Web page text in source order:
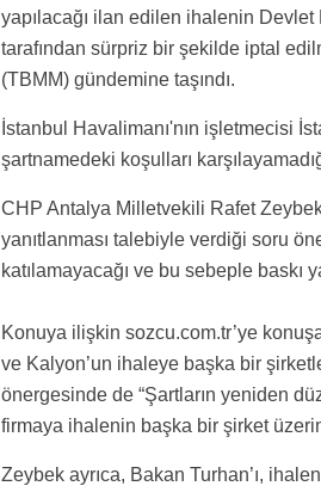
yapılacağı ilan edilen ihalenin
tarafından sürpriz bir şekilde iptal
(TBMM) gündemine taşındı.
İstanbul Havalimanı'nın işletmecisi
şartnamedeki koşulları
CHP Antalya Milletvekili Rafet
yanıtlanması talebiyle verdiği soru
katılamayacağı ve bu sebeple baskı
Konuya ilişkin sozcu.com.tr’ye
ve Kalyon’un ihaleye başka bir
önergesinde de “Şartların yeniden
firmaya ihalenin başka bir şirket
Zeybek ayrıca, Bakan Turhan’ı,